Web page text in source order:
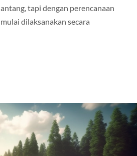
tapi dengan perencanaan
dilaksanakan secara